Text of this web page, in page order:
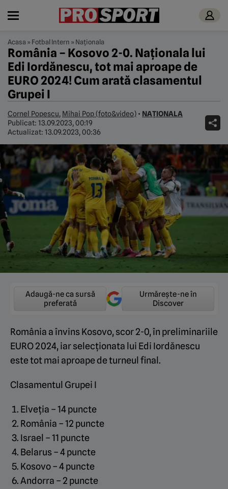
Acasa » Fotbal Intern » Naționala
România – Kosovo 2-0. Naționala lui
Edi Iordănescu, tot mai aproape de
EURO 2024! Cum arată clasamentul
Grupei I
Cornel Popescu, Mihai Pop (foto&video) • NAȚIONALA
Publicat: 13.09.2023, 00:19
Actualizat: 13.09.2023, 00:36
Adaugă-ne ca sursă
preferată
Urmărește-ne în
Discover
România a învins Kosovo, scor 2-0, în preliminariile
EURO 2024, iar selecționata lui Edi Iordănescu
este tot mai aproape de turneul final.
Clasamentul Grupei I
Elveția – 14 puncte
România – 12 puncte
Israel – 11 puncte
Belarus – 4 puncte
Kosovo – 4 puncte
Andorra – 2 puncte